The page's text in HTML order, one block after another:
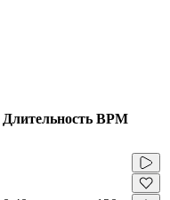
Длительность BPM